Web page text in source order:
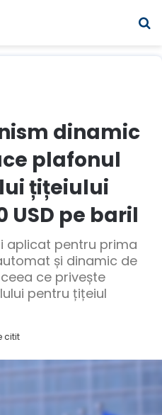
dinamic
plafonul
țițeiului
USD pe baril
aplicat pentru prima
și dinamic de
ce privește
pentru țițeiul
citit